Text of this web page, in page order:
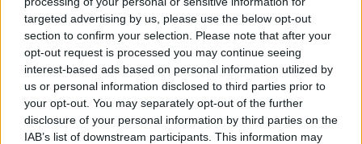
targeted advertising by us, please use the below opt-out
section to confirm your selection. Please note that after your
opt-out request is processed you may continue seeing
interest-based ads based on personal information utilized by
us or personal information disclosed to third parties prior to
your opt-out. You may separately opt-out of the further
disclosure of your personal information by third parties on the
IAB’s list of downstream participants. This information may
dyshohet për djegien e tre
automjeteve; një tjetër
kapet me armë pa leje dhe
kokainë
PD-së për reformën
territoriale: PS fokusohet
vetëm te numri i bashkive